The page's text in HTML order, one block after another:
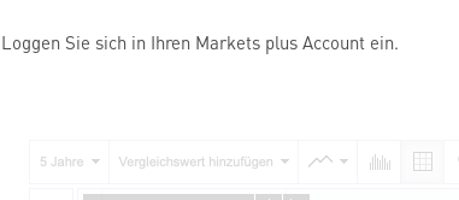
Loggen Sie sich in Ihren Markets plus Account ein.